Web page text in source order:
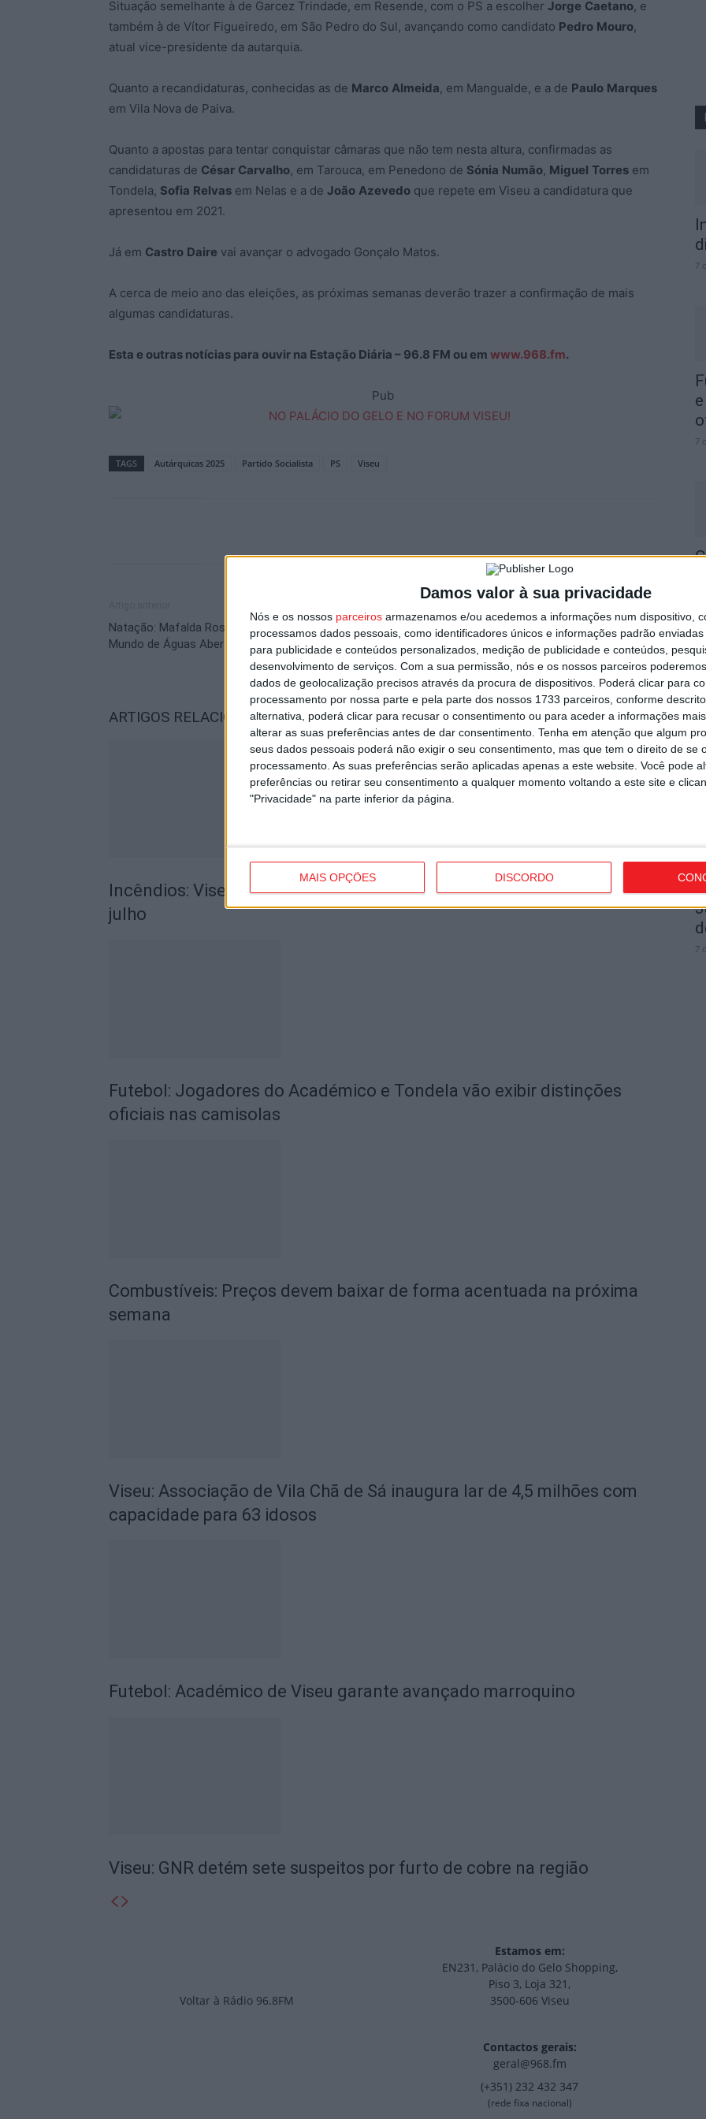
Damos valor à sua privacidade
Nós e os nossos parceiros armazenamos e/ou acedemos a informações num dispositivo,
processamos dados pessoais, como identificadores únicos e informações padrão
para publicidade e conteúdos personalizados, medição de publicidade e conteúdos,
desenvolvimento de serviços. Com a sua permissão, nós e os nossos parceiros
dados de geolocalização precisos através da procura de dispositivos. Poderá clicar para
processamento por nossa parte e pela parte dos nossos 1733 parceiros, conforme
alternativa, poderá clicar para recusar o consentimento ou para aceder a informações
alterar as suas preferências antes de dar consentimento. Tenha em atenção que algum
seus dados pessoais poderá não exigir o seu consentimento, mas que tem o direito de se
processamento. As suas preferências serão aplicadas apenas a este website. Você pode
preferências ou retirar seu consentimento a qualquer momento voltando a este site e
"Privacidade" na parte inferior da página.
MAIS OPÇÕES DISCORDO
Situação semelhante à de Garcez Trindade, em Resende, com o PS a escolher Jorge Caetano, e
também à de Vítor Figueiredo, em São Pedro do Sul, avançando como candidato Pedro Mouro,
atual vice-presidente da autarquia.
Quanto a recandidaturas, conhecidas as de Marco Almeida, em Mangualde, e a de Paulo Marques
em Vila Nova de Paiva.
Quanto a apostas para tentar conquistar câmaras que não tem nesta altura, confirmadas as
candidaturas de César Carvalho, em Tarouca, em Penedono de Sónia Numão, Miguel Torres em
Tondela, Sofia Relvas em Nelas e a de João Azevedo que repete em Viseu a candidatura que
apresentou em 2021.
Já em Castro Daire vai avançar o advogado Gonçalo Matos.
A cerca de meio ano das eleições, as próximas semanas deverão trazer a confirmação de mais
algumas candidaturas.
Esta e outras notícias para ouvir na Estação Diária – 96.8 FM ou em www.968.fm.
Pub
TAGS Autárquicas 2025 Partido Socialista PS Viseu
Natação: Mafalda Rosa vai nadar a Taça do
Mundo de Águas Abertas
Sátão: Serviço digital PressReader já disponível
na Biblioteca Municipal
ARTIGOS RELACIONADOSMais do autor
Incêndios: Viseu é o segundo distrito do país com mais área ardida até
julho
Futebol: Jogadores do Académico e Tondela vão exibir distinções
oficiais nas camisolas
Combustíveis: Preços devem baixar de forma acentuada na próxima
semana
Viseu: Associação de Vila Chã de Sá inaugura lar de 4,5 milhões com
capacidade para 63 idosos
Futebol: Académico de Viseu garante avançado marroquino
Viseu: GNR detém sete suspeitos por furto de cobre na região
7
7
7
I
7
7
Voltar à Rádio 96.8FM
Estamos em:
EN231, Palácio do Gelo Shopping,
Piso 3, Loja 321,
3500-606 Viseu
Contactos gerais:
geral@968.fm
(+351) 232 432 347
(rede fixa nacional)